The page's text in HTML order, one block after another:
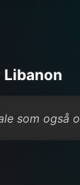
som også